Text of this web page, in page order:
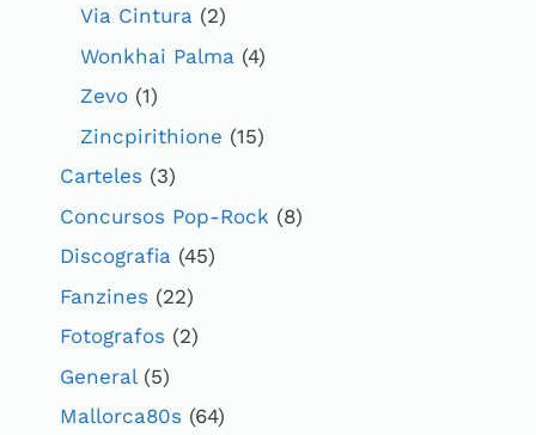
Via Cintura (2)
Wonkhai Palma (4)
Zevo (1)
Zincpirithione (15)
Carteles (3)
Concursos Pop-Rock (8)
Discografia (45)
Fanzines (22)
Fotografos (2)
General(5)
Mallorca80s (64)